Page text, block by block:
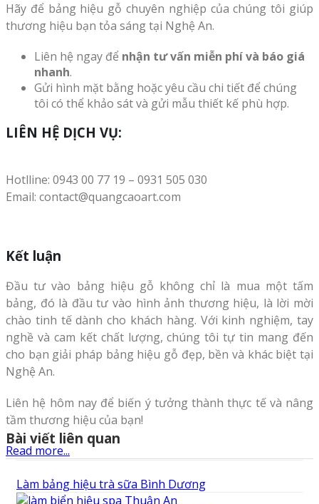
Hãy để bảng hiệu gỗ chuyên nghiệp của chúng tôi giúp
thương hiệu bạn tỏa sáng tại Nghệ An.
Liên hệ ngay để nhận tư vấn miễn phí và báo giá
nhanh.
Gửi hình mặt bằng hoặc yêu cầu chi tiết để chúng
tôi có thể khảo sát và gửi mẫu thiết kế phù hợp.
LIÊN HỆ DỊCH VỤ:
Hotlline: 0943 00 77 19 – 0931 505 030
Email: contact@quangcaoart.com
Kết luận
Đầu tư vào bảng hiệu gỗ không chỉ là mua một tấm
bảng, đó là đầu tư vào hình ảnh thương hiệu, là lời mời
chào tinh tế dành cho khách hàng. Với kinh nghiệm, tay
nghề và cam kết chất lượng, chúng tôi tự tin mang đến
cho bạn giải pháp bảng hiệu gỗ đẹp, bền và khác biệt tại
Nghệ An.
Liên hệ hôm nay để biến ý tưởng thành thực tế và nâng
tầm thương hiệu của bạn!
Read more...
Bài viết liên quan
Làm bảng hiệu trà sữa Bình Dương